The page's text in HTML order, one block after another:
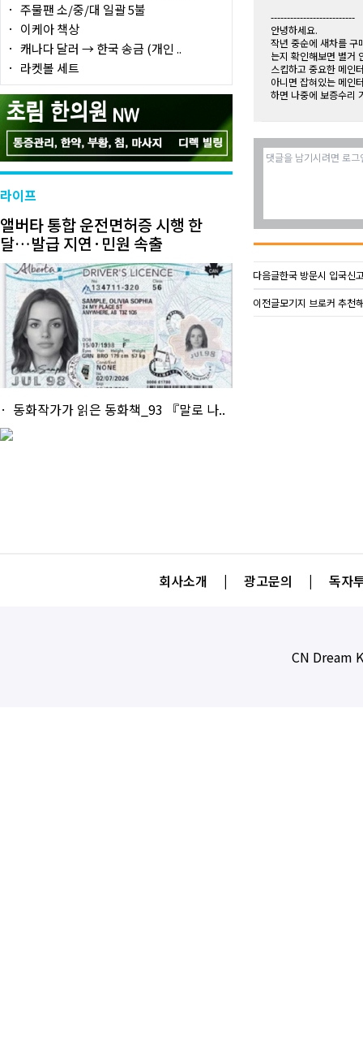
주물팬 소/중/대 일괄 5불
이케아 책상
캐나다 달러 → 한국 송금 (개인 ..
라켓볼 세트
라이프
앨버타 통합 운전면허증 시행 한
달…발급 지연·민원 속출
동화작가가 읽은 동화책_93 『말로 나..
--------------------------
안녕하세요.
작년 중순에 새차를 구
는지 확인해보면 별거
스킵하고 중요한 메인
아니면 잡혀있는 메인
하면 나중에 보증수리
다음글한국 방문시 입국신
이전글모기지 브로커 추천
회사소개 | 광고문의 | 독자
CN Dream